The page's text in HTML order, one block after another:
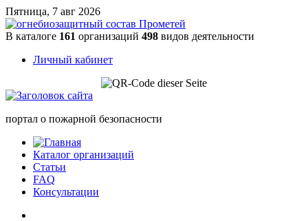
Пятница, 7 авг 2026
В каталоге 161 организаций 498 видов деятельности
Личный кабинет
портал о пожарной безопасности
Каталог организаций
Статьи
FAQ
Консультации